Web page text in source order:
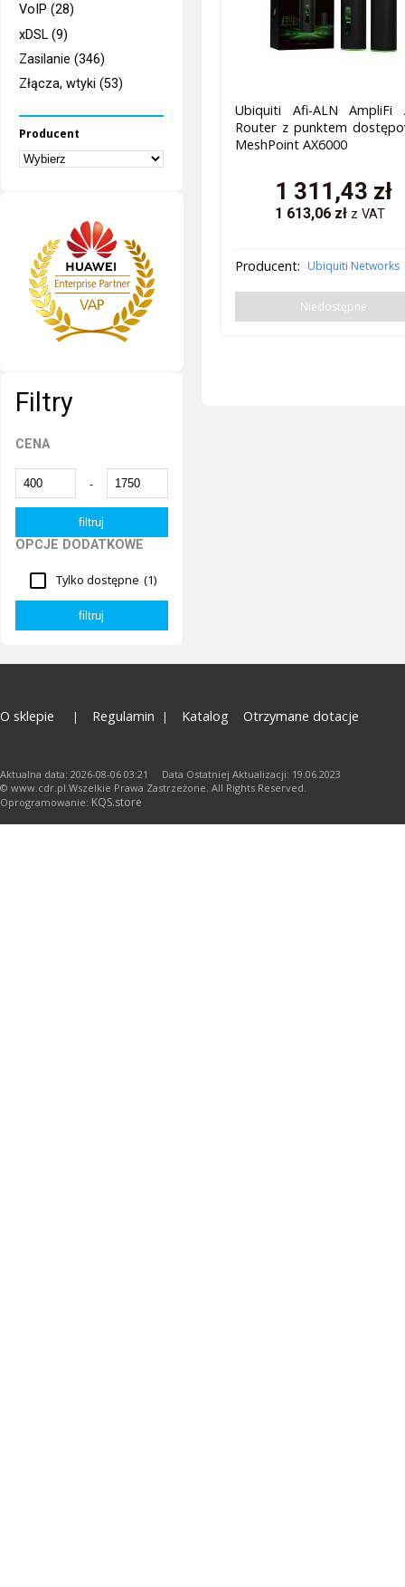
VoIP (28)
xDSL (9)
Zasilanie (346)
Złącza, wtyki (53)
Producent
Filtry
CENA
-
OPCJE DODATKOWE
Tylko dostępne (1)
Ubiquiti Afi-ALN AmpliFi
Router z punktem
MeshPoint AX6000
1 311,43 zł
1 613,06 zł z VAT
Producent: Ubiquiti Networks
Niedostępne
O sklepie Regulamin Katalog Otrzymane dotacje
Aktualna data: 2026-08-06 03:21 Data Ostatniej Aktualizacji: 19.06.2023
© www.cdr.pl.Wszelkie Prawa Zastrzeżone. All Rights Reserved.
Oprogramowanie: KQS.store